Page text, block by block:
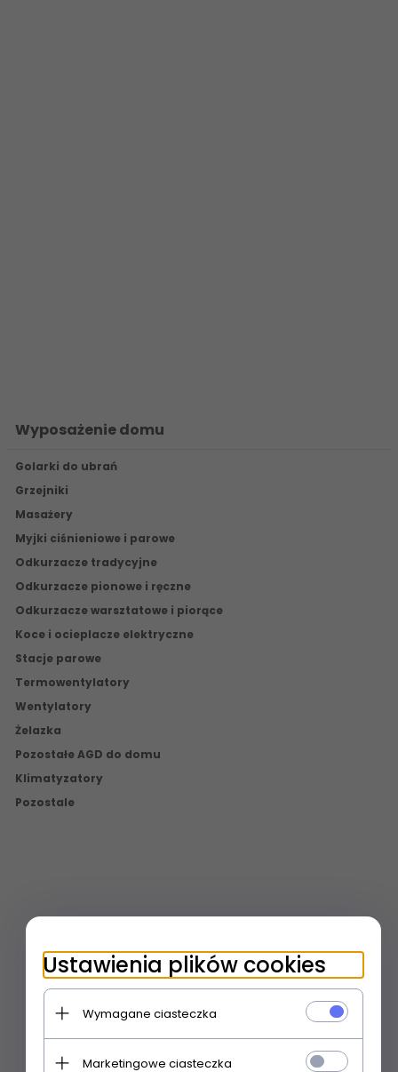
Wyposażenie domu
Golarki do ubrań
Grzejniki
Masażery
Myjki ciśnieniowe i parowe
Odkurzacze tradycyjne
Odkurzacze pionowe i ręczne
Odkurzacze warsztatowe i piorące
Koce i ocieplacze elektryczne
Stacje parowe
Termowentylatory
Wentylatory
Żelazka
Pozostałe AGD do domu
Klimatyzatory
Pozostale
Ustawienia plików cookies
Wymagane ciasteczka
Marketingowe ciasteczka